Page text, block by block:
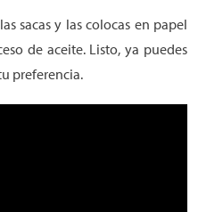
sacas y las colocas en papel
de aceite. Listo, ya puedes
preferencia.